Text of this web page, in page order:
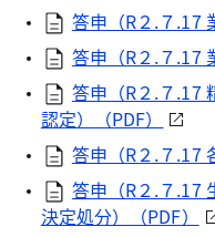
答申（R２.７.17
答申（R２.７.17
答申（R２.７.17
認定）（PDF）
答申（R２.７.17
答申（R２.７.17
決定処分）（PDF）